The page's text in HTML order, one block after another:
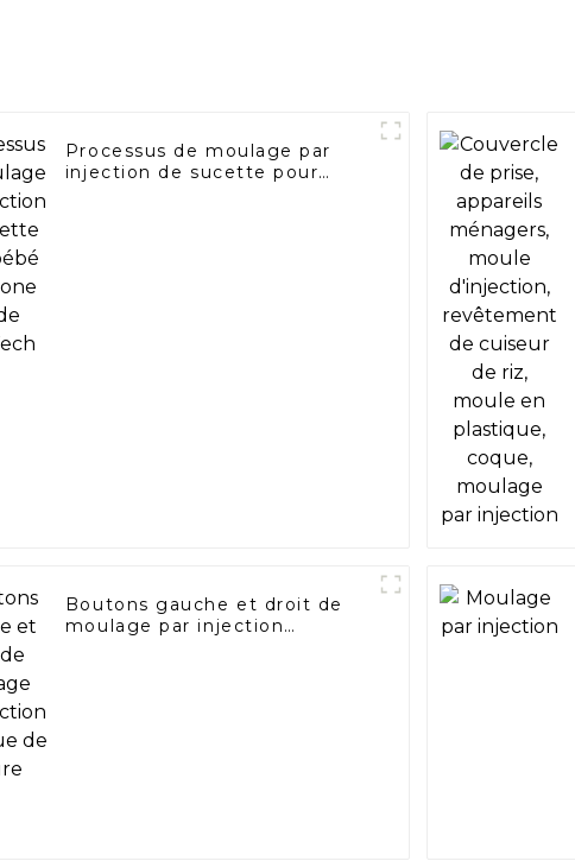
Processus de moulage par
injection de sucette pour
Boutons gauche et droit de
moulage par injection